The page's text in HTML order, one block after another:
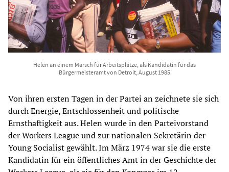
Helen an einem Marsch für Arbeitsplätze, als Kandidatin für das
Bürgermeisteramt von Detroit, August 1985
Von ihren ersten Tagen in der Partei an zeichnete sie sich
durch Energie, Entschlossenheit und politische
Ernsthaftigkeit aus. Helen wurde in den Parteivorstand
der Workers League und zur nationalen Sekretärin der
Young Socialist gewählt. Im März 1974 war sie die erste
Kandidatin für ein öffentliches Amt in der Geschichte der